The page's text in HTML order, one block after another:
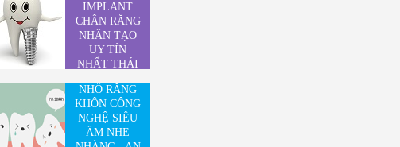
IMPLANT
CHÂN RĂNG
NHÂN TẠO
UY TÍN
NHẤT THÁI
NHỔ RĂNG
KHÔN CÔNG
NGHỆ SIÊU
ÂM NHẸ